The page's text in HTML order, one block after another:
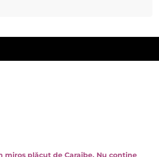
plăcut de Caraibe. Nu contine